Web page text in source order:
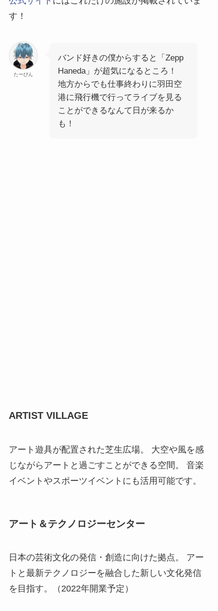
す！
たーびん
バンド好きの僕からすると「Zepp
Haneda」が超気になるところ！
地方からでも仕事終わりに羽田空
港に飛行機で行ってライブを見る
ことができるなんて日が来るか
も！
ARTIST VILLAGE
アート遊具が配置された芝生広場。 大空や風を感
じながらアートと過ごすことができる空間。 音楽
イベントやスポーツイベントにも活用可能です。
アート＆テクノロジーセンター
日本の芸術文化の発信・創造に向けた拠点。 アー
トと最新テクノロジーを融合した新しい文化発信
を目指す。（2022年開業予定）